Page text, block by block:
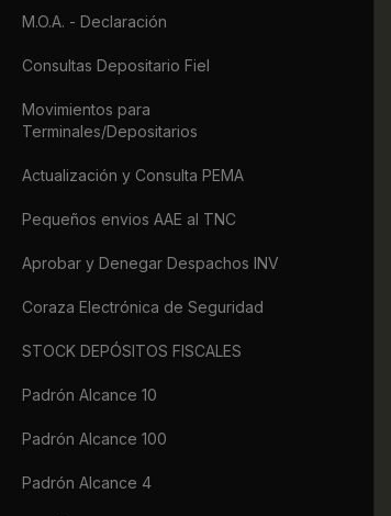
M.O.A. - Declaración
Consultas Depositario Fiel
Movimientos para
Terminales/Depositarios
Actualización y Consulta PEMA
Pequeños envios AAE al TNC
Aprobar y Denegar Despachos INV
Coraza Electrónica de Seguridad
STOCK DEPÓSITOS FISCALES
Padrón Alcance 10
Padrón Alcance 100
Padrón Alcance 4